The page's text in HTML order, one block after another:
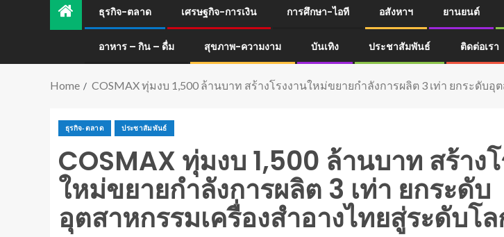
ธุรกิจ-ตลาด เศรษฐกิจ-การเงิน การศึกษา-ไอที อสังหาฯ ยานยนต์
อาหาร – กิน – ดื่ม สุขภาพ-ความงาม บันเทิง ประชาสัมพันธ์ ติดต่อเรา
Home COSMAX ทุ่มงบ 1,500 ล้านบาท สร้างโรงงานใหม่ขยายกำลังการผลิต 3 เท่า ยกระดับ
ธุรกิจ-ตลาด ประชาสัมพันธ์
COSMAX ทุ่มงบ 1,500 ล้านบาท สร้าง
ใหม่ขยายกำลังการผลิต 3 เท่า ยกระดับ
อุตสาหกรรมเครื่องสำอางไทยสู่ระดับโ